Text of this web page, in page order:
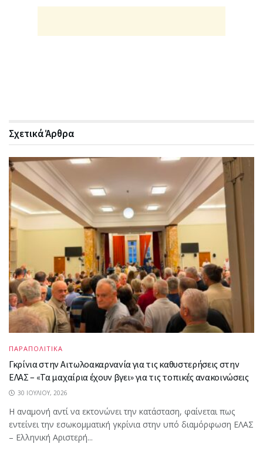
ΣχετικάΆρθρα
ΠΑΡΑΠΟΛΙΤΙΚΑ
Γκρίνια στην Αιτωλοακαρνανία για τις καθυστερήσεις στην
ΕΛΑΣ – «Τα μαχαίρια έχουν βγει» για τις τοπικές ανακοινώσεις
30 ΙΟΥΛΊΟΥ, 2026
Η αναμονή αντί να εκτονώνει την κατάσταση, φαίνεται πως
εντείνει την εσωκομματική γκρίνια στην υπό διαμόρφωση ΕΛΑΣ
– Ελληνική Αριστερή...